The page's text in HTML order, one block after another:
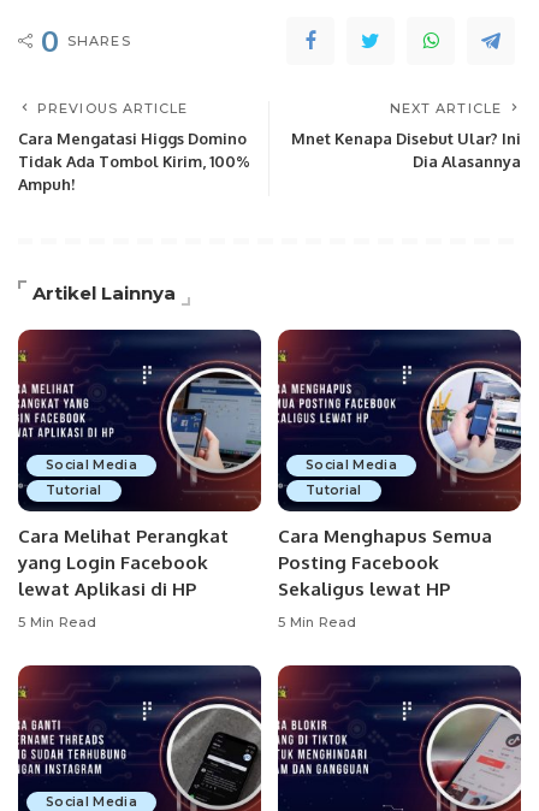
0 SHARES
PREVIOUS ARTICLE
Cara Mengatasi Higgs Domino
Tidak Ada Tombol Kirim, 100%
Ampuh!
NEXT ARTICLE
Mnet Kenapa Disebut Ular? Ini
Dia Alasannya
Artikel Lainnya
Social Media
Tutorial
Cara Melihat Perangkat
yang Login Facebook
lewat Aplikasi di HP
5 Min Read
Social Media
Tutorial
Cara Menghapus Semua
Posting Facebook
Sekaligus lewat HP
5 Min Read
Social Media